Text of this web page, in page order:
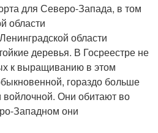
для Северо-Запада, в том
области
области
деревья. В Госреестре не
к выращиванию в этом
гораздо больше
Они обитают во
Западном они